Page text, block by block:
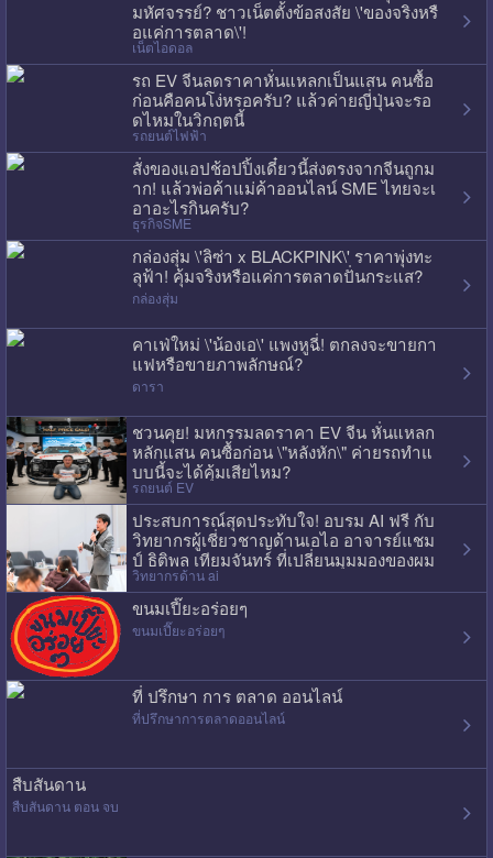
มหัศจรรย์? ชาวเน็ตตั้งข้อสงสัย \'ของจริงหรื
อแค่การตลาด\'!
เน็ตไอดอล
รถ EV จีนลดราคาหั่นแหลกเป็นแสน คนซื้อ
ก่อนคือคนโง่หรอครับ? แล้วค่ายญี่ปุ่นจะรอ
ดไหมในวิกฤตนี้
รถยนต์ไฟฟ้า
สั่งของแอปช้อปปิ้งเดี๋ยวนี้ส่งตรงจากจีนถูกม
าก! แล้วพ่อค้าแม่ค้าออนไลน์ SME ไทยจะเ
อาอะไรกินครับ?
ธุรกิจSME
กล่องสุ่ม \'ลิซ่า x BLACKPINK\' ราคาพุ่งทะ
ลุฟ้า! คุ้มจริงหรือแค่การตลาดปั่นกระแส?
กล่องสุ่ม
คาเฟ่ใหม่ \'น้องเอ\' แพงหูฉี่! ตกลงจะขายกา
แฟหรือขายภาพลักษณ์?
ดารา
ชวนคุย! มหกรรมลดราคา EV จีน หั่นแหลก
หลักแสน คนซื้อก่อน \"หลังหัก\" ค่ายรถทำแ
บบนี้จะได้คุ้มเสียไหม?
รถยนต์ EV
ประสบการณ์สุดประทับใจ! อบรม AI ฟรี กับ
วิทยากรผู้เชี่ยวชาญด้านเอไอ อาจารย์แชม
ป์ ธิติพล เทียมจันทร์ ที่เปลี่ยนมุมมองของผม
ไปเลย
วิทยากรด้าน ai
ขนมเปี๊ยะอร่อยๆ
ขนมเปี๊ยะอร่อยๆ
ที่ ปรึกษา การ ตลาด ออนไลน์
ที่ปรึกษาการตลาดออนไลน์
สืบสันดาน
สืบสันดาน ตอน จบ